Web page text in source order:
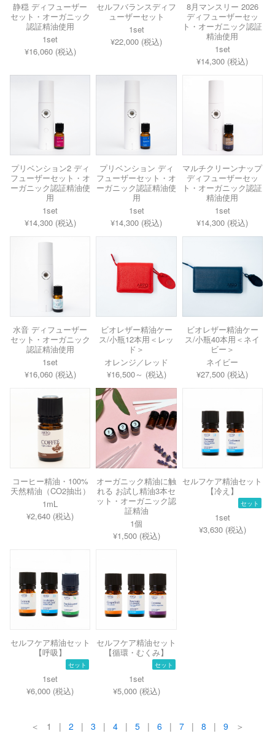
静穏 ディフューザー
セット・オーガニック
認証精油使用
1set
¥16,060 (税込)
セルフバランスディフ
ューザーセット
1set
¥22,000 (税込)
8月マンスリー 2026
ディフューザーセッ
ト・オーガニック認証
精油使用
1set
¥14,300 (税込)
プリベンション2 ディ
フューザーセット・オ
ーガニック認証精油使
用
1set
¥14,300 (税込)
プリベンション ディ
フューザーセット・オ
ーガニック認証精油使
用
1set
¥14,300 (税込)
マルチクリーンナップ
ディフューザーセッ
ト・オーガニック認証
精油使用
1set
¥14,300 (税込)
水音 ディフューザー
セット・オーガニック
認証精油使用
1set
¥16,060 (税込)
ビオレザー精油ケー
ス/小瓶12本用＜レッ
ド＞
オレンジ／レッド
¥16,500～ (税込)
ビオレザー精油ケー
ス/小瓶40本用＜ネイ
ビー＞
ネイビー
¥27,500 (税込)
コーヒー精油・100%
天然精油（CO2抽出）
1mL
¥2,640 (税込)
オーガニック精油に触
れる お試し精油3本セ
ット・オーガニック認
証精油
1個
¥1,500 (税込)
セルフケア精油セット
【冷え】
セット
1set
¥3,630 (税込)
セルフケア精油セット
【呼吸】
セット
1set
¥6,000 (税込)
セルフケア精油セット
【循環・むくみ】
セット
1set
¥5,000 (税込)
＜ 1 | 2 | 3 | 4| 5| 6 | 7| 8 | 9 ＞